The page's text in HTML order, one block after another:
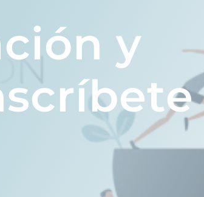
y